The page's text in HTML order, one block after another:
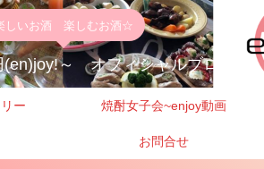
しいお酒 楽しむお酒☆
(en)joy!～ オフィシャルブログ
ー 焼酎女子会~enjoy動画
お問合せ